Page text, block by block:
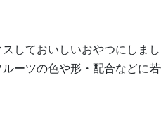
しておいしいおやつにしまし
ーツの色や形・配合などに